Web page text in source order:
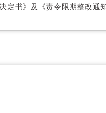
定书》及《责令限期整改通